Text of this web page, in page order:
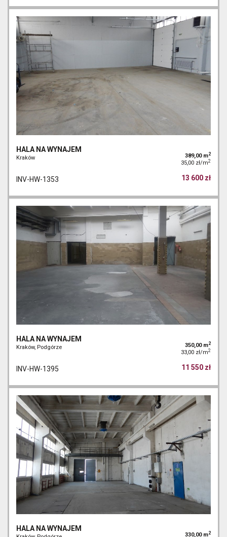
HALA NA WYNAJEM
Kraków 389,00 m2
35,00 zł/m2
INV-HW-1353 13 600 zł
HALA NA WYNAJEM
Kraków, Podgórze 350,00 m2
33,00 zł/m2
INV-HW-1395 11 550 zł
HALA NA WYNAJEM
330,00 m2